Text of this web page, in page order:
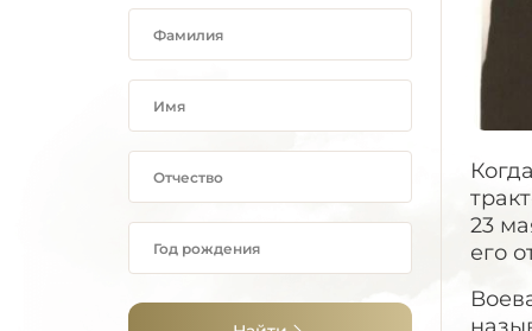
23
его